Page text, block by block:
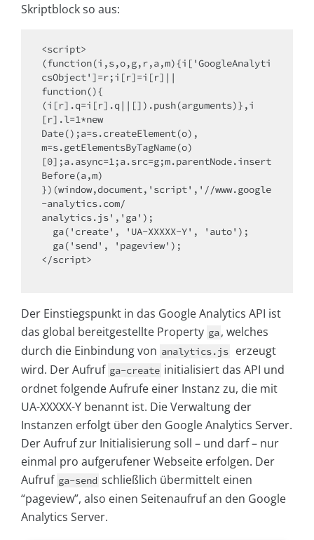
Skriptblock so aus:
<script>
(function(i,s,o,g,r,a,m){i['GoogleAnalyti
csObject']=r;i[r]=i[r]||
function(){
(i[r].q=i[r].q||[]).push(arguments)},i
[r].l=1*new
Date();a=s.createElement(o),
m=s.getElementsByTagName(o)
[0];a.async=1;a.src=g;m.parentNode.insert
Before(a,m)
})(window,document,'script','//www.google
-analytics.com/
analytics.js','ga');
</script>
Der Einstiegspunkt in das Google Analytics API ist
das global bereitgestellte Property ga, welches
durch die Einbindung von analytics.js
erzeugt
wird. Der Aufruf ga-create initialisiert das API und
ordnet folgende Aufrufe einer Instanz zu, die mit
UA-XXXXX-Y benannt ist. Die Verwaltung der
Instanzen erfolgt über den Google Analytics Server.
Der Aufruf zur Initialisierung soll – und darf – nur
einmal pro aufgerufener Webseite erfolgen. Der
Aufruf ga-send schließlich übermittelt einen
“pageview”, also einen Seitenaufruf an den Google
Analytics Server.